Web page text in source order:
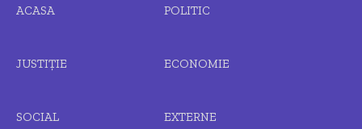
ACASA POLITIC
JUSTIȚIE ECONOMIE
SOCIAL EXTERNE